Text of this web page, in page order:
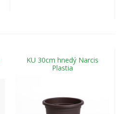
KU 30cm hnedý Narcis
Plastia